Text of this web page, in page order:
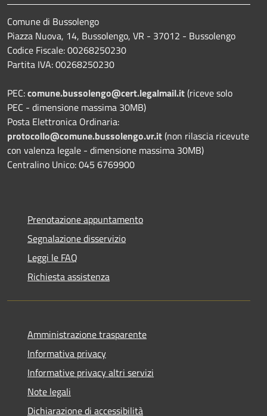
Comune di Bussolengo
Piazza Nuova, 14, Bussolengo, VR - 37012 - Bussolengo
Codice Fiscale: 00268250230
Partita IVA: 00268250230
PEC:comune.bussolengo@cert.legalmail.it(riceve solo
PEC - dimensione massima 30MB)
Posta Elettronica Ordinaria:
protocollo@comune.bussolengo.vr.it(non rilascia ricevute
con valenza legale - dimensione massima 30MB)
Centralino Unico: 045 6769900
Prenotazione appuntamento
Segnalazione disservizio
Leggi le FAQ
Richiesta assistenza
Amministrazione trasparente
Informativa privacy
Informative privacy altri servizi
Note legali
Dichiarazione di accessibilità